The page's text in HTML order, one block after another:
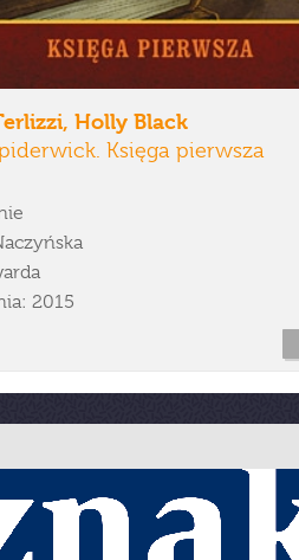
Holly Black
Księga pierwsza
2015